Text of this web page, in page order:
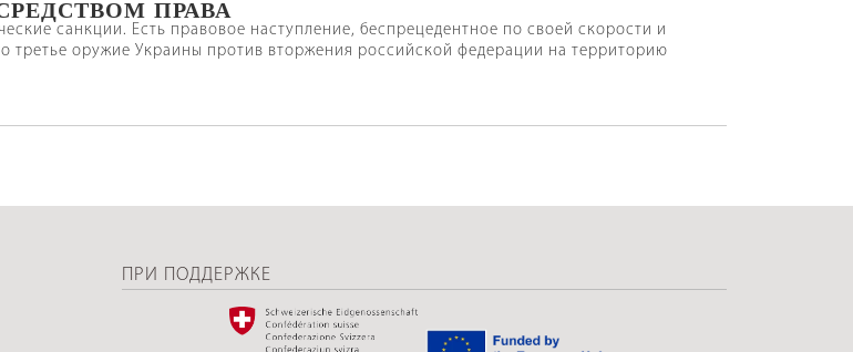
ПРАВА
санкции. Есть правовое наступление, беспрецедентное по своей скорости и
третье оружие Украины против вторжения российской федерации на территорию
ПРИ ПОДДЕРЖКЕ